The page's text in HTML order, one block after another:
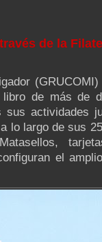
de la
de más de
sus actividades
lo largo de sus
el